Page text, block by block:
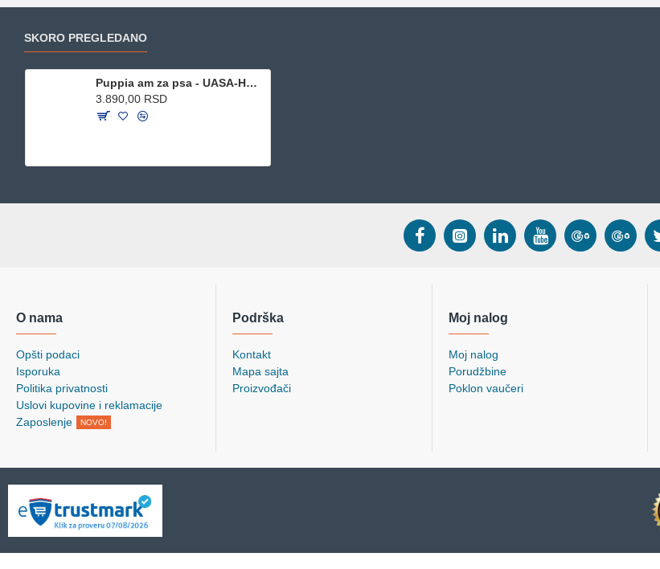
SKORO PREGLEDANO
Puppia am za psa - UASA-HA1601 - Pink Camo
3.890,00 RSD
O nama
Opšti podaci
Isporuka
Politika privatnosti
Uslovi kupovine i reklamacije
Zaposlenje
NOVO!
Podrška
Kontakt
Mapa sajta
Proizvođači
Moj nalog
Moj nalog
Porudžbine
Poklon vaučeri